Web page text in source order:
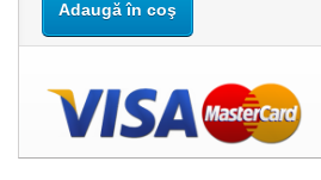
Adaugă în coş